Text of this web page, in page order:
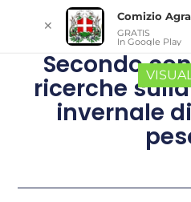
Secondo
ricerche
invernale
✕
Comizio
GRATIS
In Google Play